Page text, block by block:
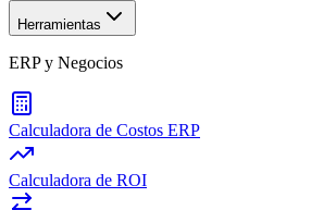
Herramientas
ERP y Negocios
Calculadora de Costos ERP
Calculadora de ROI